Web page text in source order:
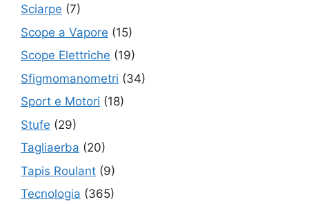
Sciarpe (7)
Scope a Vapore (15)
Scope Elettriche (19)
Sfigmomanometri (34)
Sport e Motori (18)
Stufe (29)
Tagliaerba (20)
Tapis Roulant (9)
Tecnologia (365)